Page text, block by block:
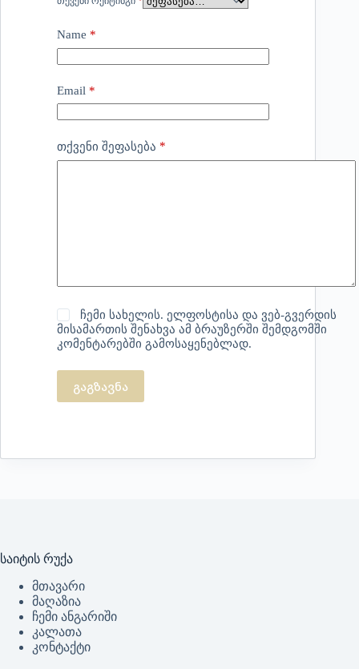
Name *
Email *
თქვენი შეფასება *
ჩემი სახელის. ელფოსტისა და ვებ-გვერდის
მისამართის შენახვა ამ ბრაუზერში შემდგომში
კომენტარებში გამოსაყენებლად.
გაგზავნა
საიტის რუქა
მთავარი
მაღაზია
ჩემი ანგარიში
კალათა
კონტაქტი